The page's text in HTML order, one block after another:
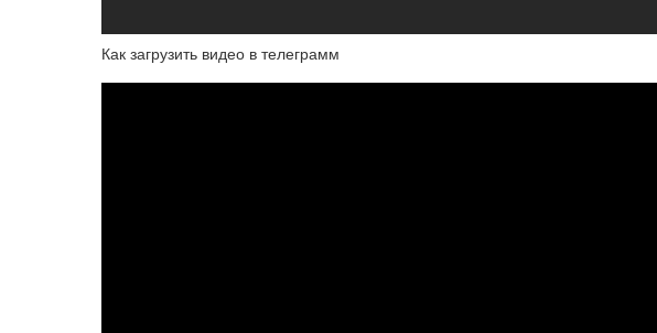
Как загрузить видео в телеграмм